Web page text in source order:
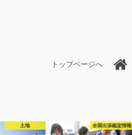
トップページへ
土地 全国出張鑑定情報